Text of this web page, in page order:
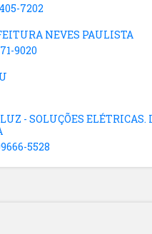
7202
NEVES PAULISTA
9020
- SOLUÇÕES
5528